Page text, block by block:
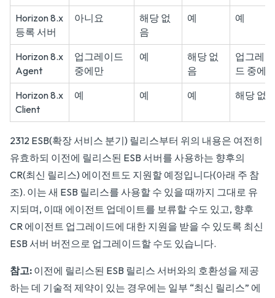
Horizon 8.x
등록 서버
아니요
해당 없
음
예 예
Horizon 8.x
Agent
업그레이드
중에만
예
해당 없
음
업그레이
드 중에
Horizon 8.x
Client
예 예 예 해당 없
2312 ESB(확장 서비스 분기) 릴리스부터 위의 내용은 여전히
유효하되 이전에 릴리스된 ESB 서버를 사용하는 향후의
CR(최신 릴리스) 에이전트도 지원할 예정입니다(아래 주 참
조). 이는 새 ESB 릴리스를 사용할 수 있을 때까지 그대로 유
지되며, 이때 에이전트 업데이트를 보류할 수도 있고, 향후
CR 에이전트 업그레이드에 대한 지원을 받을 수 있도록 최신
ESB 서버 버전으로 업그레이드할 수도 있습니다.
참고: 이전에 릴리스된 ESB 릴리스 서버와의 호환성을 제공
하는 데 기술적 제약이 있는 경우에는 일부 “최신 릴리스” 에